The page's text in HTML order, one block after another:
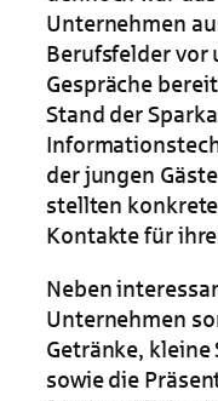
Unternehmen
Berufsfelder vor
Gespräche
Stand der
der jungen
stellten
Kontakte für
Neben
Unternehmen
Getränke, kleine
sowie die